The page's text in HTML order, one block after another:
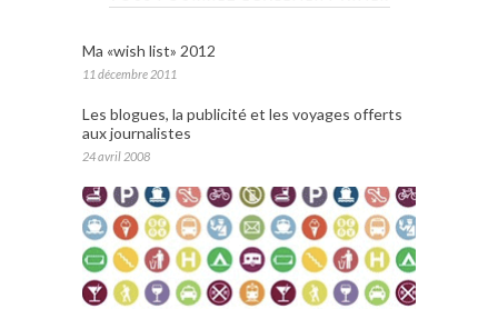
Ma «wish list» 2012
11 décembre 2011
Les blogues, la publicité et les voyages offerts
aux journalistes
24 avril 2008